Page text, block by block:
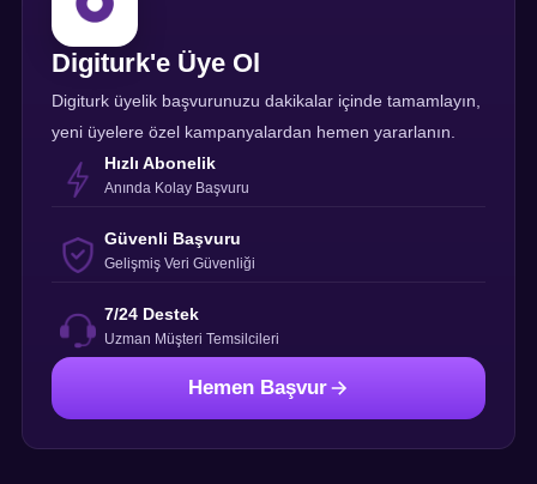
Digiturk'e Üye Ol
Digiturk üyelik başvurunuzu dakikalar içinde tamamlayın,
yeni üyelere özel kampanyalardan hemen yararlanın.
Hızlı Abonelik
Anında Kolay Başvuru
Güvenli Başvuru
Gelişmiş Veri Güvenliği
7/24 Destek
Uzman Müşteri Temsilcileri
Hemen Başvur